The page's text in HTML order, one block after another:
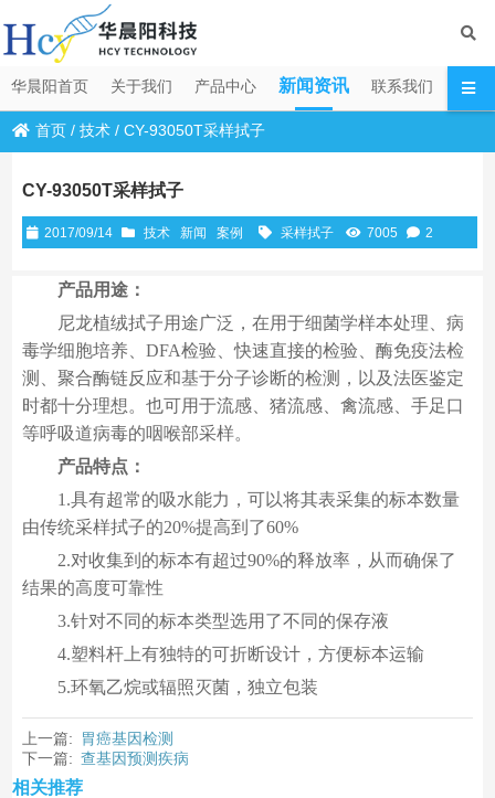
华晨阳首页 关于我们 产品中心 新闻资讯 联系我们
首页 /技术 /CY-93050T采样拭子
CY-93050T采样拭子
2017/09/14 技术 新闻 案例 采样拭子 7005 2
产品用途：
尼龙植绒拭子用途广泛，在用于细菌学样本处理、病
毒学细胞培养、DFA检验、快速直接的检验、酶免疫法检
测、聚合酶链反应和基于分子诊断的检测，以及法医鉴定
时都十分理想。也可用于流感、猪流感、禽流感、手足口
等呼吸道病毒的咽喉部采样。
产品特点：
1.具有超常的吸水能力，可以将其表采集的标本数量
由传统采样拭子的20%提高到了60%
2.对收集到的标本有超过90%的释放率，从而确保了
结果的高度可靠性
3.针对不同的标本类型选用了不同的保存液
4.塑料杆上有独特的可折断设计，方便标本运输
5.环氧乙烷或辐照灭菌，独立包装
上一篇:
胃癌基因检测
下一篇: 查基因预测疾病
相关推荐